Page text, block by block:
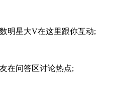
明星大V在这里跟你互动;
在问答区讨论热点;